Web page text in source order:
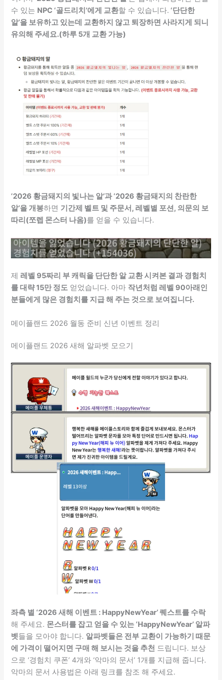
수 있는 NPC ‘골드리치’에게 교환할 수 있습니다. ‘단단한
알’을 보유하고 있는데 교환하지 않고 퇴장하면 사라지게 되니
유의해 주세요.(하루 5개 교환 가능)
‘2026 황금돼지의 빛나는 알’과 ‘2026 황금돼지의 찬란한
알’을 개봉하면 기간제 벨트 및 주문서, 레벨별 포션, 의문의 보
따리(쪼렙 몬스터 나옴)를 얻을 수 있습니다.
제 레벨 95짜리 부 캐릭을 단단한 알 교환 시켜본 결과 경험치
를 대략 15만 정도 얻었습니다. 아마 작년처럼 레벨 90아래인
분들에게 많은 경험치를 지급 해 주는 것으로 보여집니다.
메이플랜드 2026 월동 준비 신년 이벤트 정리
메이플랜드 2026 새해 알파벳 모으기
좌측 별 ‘2026 새해 이벤트 : HappyNewYear’ 퀘스트를 수락
해 주세요. 몬스터를 잡고 얻을 수 있는 ‘HappyNewYear’ 알파
벳들을 모아야 합니다. 알파벳들은 전부 교환이 가능하기 때문
에 가격이 떨어지면 구매 해 보시는 것을 추천 드립니다. 보상
으로 ‘경험치 쿠폰’ 4개와 ‘악마의 문서’ 1개를 지급해 줍니다.
악마의 문서 사용법은 아래 링크를 참조 해 주세요.